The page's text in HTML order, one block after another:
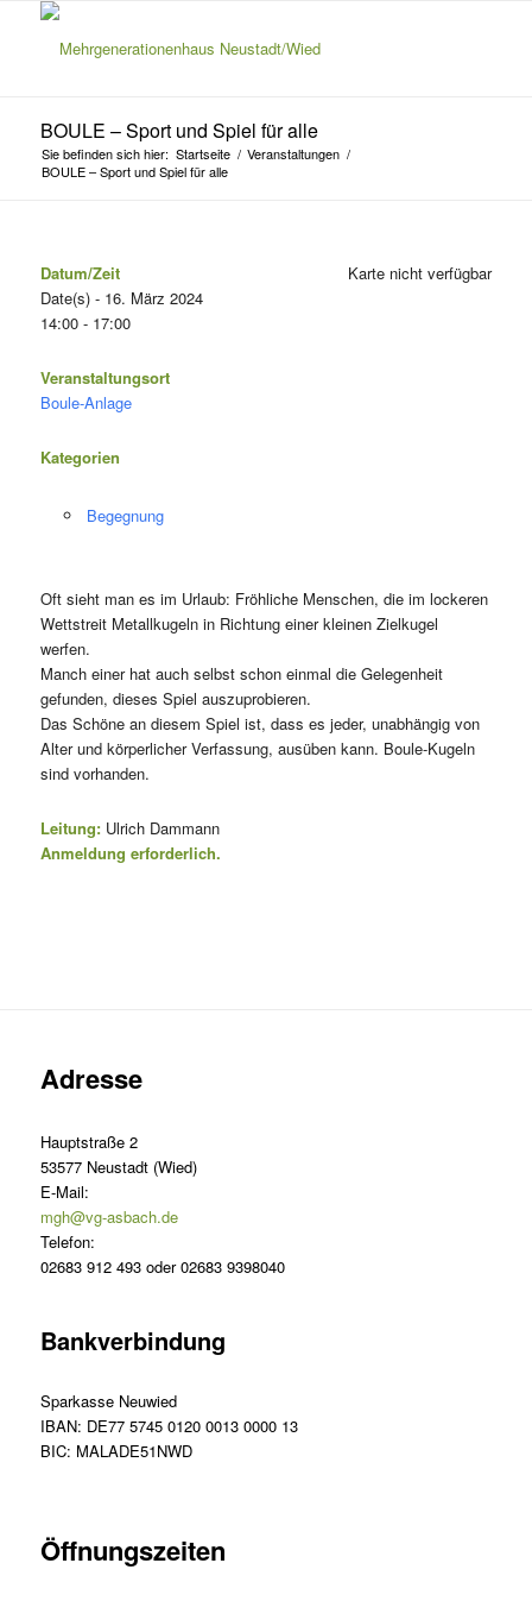
BOULE – Sport und Spiel für alle
Sie befinden sich hier: Startseite / Veranstaltungen /
BOULE – Sport und Spiel für alle
Karte nicht verfügbar
Datum/Zeit
Date(s) - 16. März 2024
14:00 - 17:00
Veranstaltungsort
Boule-Anlage
Kategorien
Begegnung
Oft sieht man es im Urlaub: Fröhliche Menschen, die im lockeren
Wettstreit Metallkugeln in Richtung einer kleinen Zielkugel
werfen.
Manch einer hat auch selbst schon einmal die Gelegenheit
gefunden, dieses Spiel auszuprobieren.
Das Schöne an diesem Spiel ist, dass es jeder, unabhängig von
Alter und körperlicher Verfassung, ausüben kann. Boule-Kugeln
sind vorhanden.
Leitung: Ulrich Dammann
Anmeldung erforderlich.
Adresse
Hauptstraße 2
53577 Neustadt (Wied)
E-Mail:
mgh@vg-asbach.de
Telefon:
02683 912 493 oder 02683 9398040
Bankverbindung
Sparkasse Neuwied
IBAN: DE77 5745 0120 0013 0000 13
BIC: MALADE51NWD
Öffnungszeiten